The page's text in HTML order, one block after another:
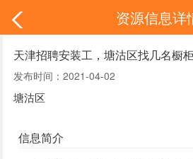
资源信息详
天津招聘安装工，塘沽区找几名橱
发布时间：2021-04-02
塘沽区
信息简介